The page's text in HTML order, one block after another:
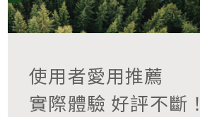
使用者愛用推薦
實際體驗 好評不斷